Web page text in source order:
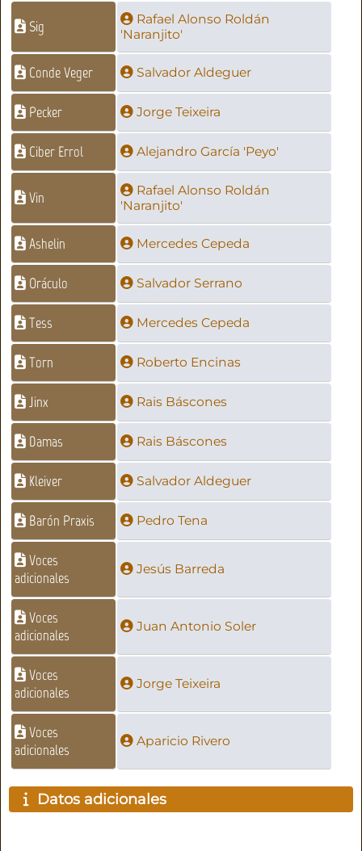
Sig
Rafael Alonso Roldán
'Naranjito'
Conde Veger Salvador Aldeguer
Pecker Jorge Teixeira
Ciber Errol Alejandro García 'Peyo'
Vin
Rafael Alonso Roldán
'Naranjito'
Ashelin Mercedes Cepeda
Oráculo Salvador Serrano
Tess Mercedes Cepeda
Torn Roberto Encinas
Jinx Rais Báscones
Damas Rais Báscones
Kleiver Salvador Aldeguer
Barón Praxis Pedro Tena
Voces
adicionales
Jesús Barreda
Voces
adicionales
Juan Antonio Soler
Voces
adicionales
Jorge Teixeira
Voces
adicionales
Aparicio Rivero
Datos adicionales